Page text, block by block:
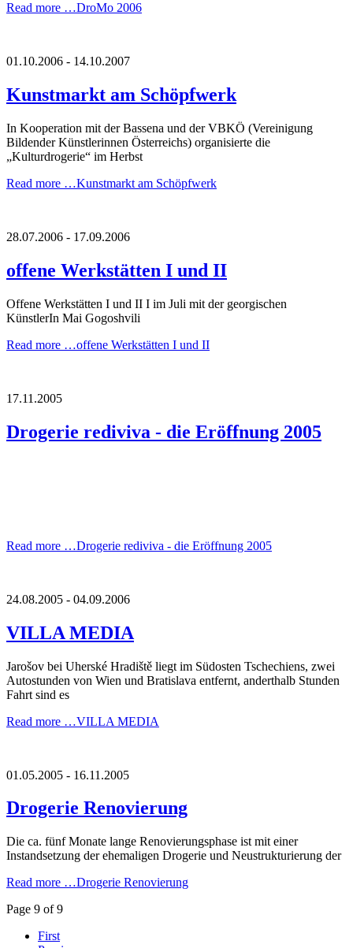
Read more …DroMo 2006
01.10.2006 - 14.10.2007
Kunstmarkt am Schöpfwerk
In Kooperation mit der Bassena und der VBKÖ (Vereinigung
Bildender Künstlerinnen Österreichs) organisierte die
„Kulturdrogerie“ im Herbst
Read more …Kunstmarkt am Schöpfwerk
28.07.2006 - 17.09.2006
offene Werkstätten I und II
Offene Werkstätten I und II I im Juli mit der georgischen
KünstlerIn Mai Gogoshvili
Read more …offene Werkstätten I und II
17.11.2005
Drogerie rediviva - die Eröffnung 2005
Read more …Drogerie rediviva - die Eröffnung 2005
24.08.2005 - 04.09.2006
VILLA MEDIA
Jarošov bei Uherské Hradiště liegt im Südosten Tschechiens, zwei
Autostunden von Wien und Bratislava entfernt, anderthalb Stunden
Fahrt sind es
Read more …VILLA MEDIA
01.05.2005 - 16.11.2005
Drogerie Renovierung
Die ca. fünf Monate lange Renovierungsphase ist mit einer
Instandsetzung der ehemaligen Drogerie und Neustrukturierung der
Read more …Drogerie Renovierung
Page 9 of 9
First